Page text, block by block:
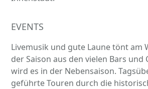
EVENTS
Livemusik und gute Laune tönt am
der Saison aus den vielen Bars und
wird es in der Nebensaison.
geführte Touren durch die